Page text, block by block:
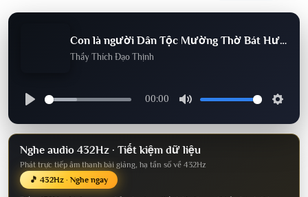
Con là người Dân Tộc Mường Thờ Bát Hương Thờ Phật Thần Linh Gia Tiên Thế Nào Cho Đúng, Đại Đức Thích Đạo Thịnh
Thầy Thích Đạo Thịnh
00:00
Nghe audio 432Hz · Tiết kiệm dữ liệu
Phát trực tiếp âm thanh bài giảng, hạ tần số về 432Hz
🎵 432Hz · Nghe ngay